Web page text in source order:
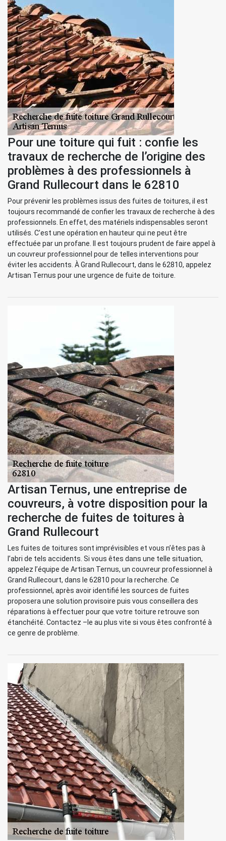
Pour une toiture qui fuit : confie les
travaux de recherche de l’origine des
problèmes à des professionnels à
Grand Rullecourt dans le 62810
Pour prévenir les problèmes issus des fuites de toitures, il est
toujours recommandé de confier les travaux de recherche à des
professionnels. En effet, des matériels indispensables seront
utilisés. C’est une opération en hauteur qui ne peut être
effectuée par un profane. Il est toujours prudent de faire appel à
un couvreur professionnel pour de telles interventions pour
éviter les accidents. À Grand Rullecourt, dans le 62810, appelez
Artisan Ternus pour une urgence de fuite de toiture.
Artisan Ternus, une entreprise de
couvreurs, à votre disposition pour la
recherche de fuites de toitures à
Grand Rullecourt
Les fuites de toitures sont imprévisibles et vous n’êtes pas à
l’abri de tels accidents. Si vous êtes dans une telle situation,
appelez l’équipe de Artisan Ternus, un couvreur professionnel à
Grand Rullecourt, dans le 62810 pour la recherche. Ce
professionnel, après avoir identifié les sources de fuites
proposera une solution provisoire puis vous conseillera des
réparations à effectuer pour que votre toiture retrouve son
étanchéité. Contactez –le au plus vite si vous êtes confronté à
ce genre de problème.